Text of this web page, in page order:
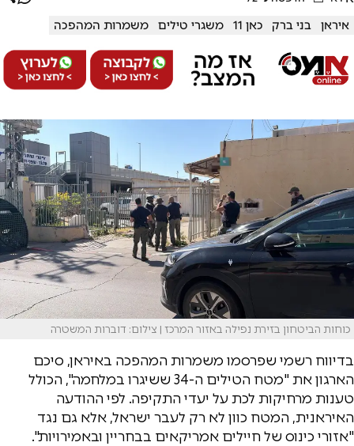
איראן בני ברק כאן 11 משגרי טילים משמרות המהפכה
כוחות הביטחון בזירת נפילה באזור המרכז | צילום: דוברות המשטרה
בדיווח רשמי שפרסמו משמרות המהפכה באיראן, סיכם
הארגון את "מטח הטילים ה-34 ששיגרו במלחמה", הכולל
טענות מרחיקות לכת על יעדי התקיפה. לפי ההודעה
האיראנית, המטח כוון לא רק לעבר ישראל, אלא גם נגד
"אזורי כינוס של חיילים אמריקאים בבחריין ובאמירויות".